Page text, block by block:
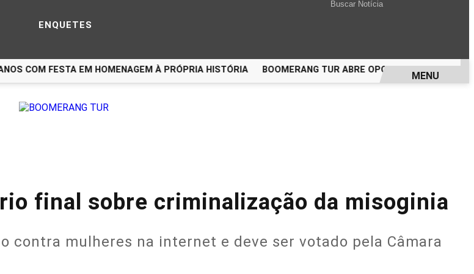
ENQUETES
COM FESTA EM HOMENAGEM À PRÓPRIA HISTÓRIA BOOMERANG TUR ABRE OPORTUNIDADE PARA
MENU
final sobre criminalização da misoginia
contra mulheres na internet e deve ser votado pela Câmara